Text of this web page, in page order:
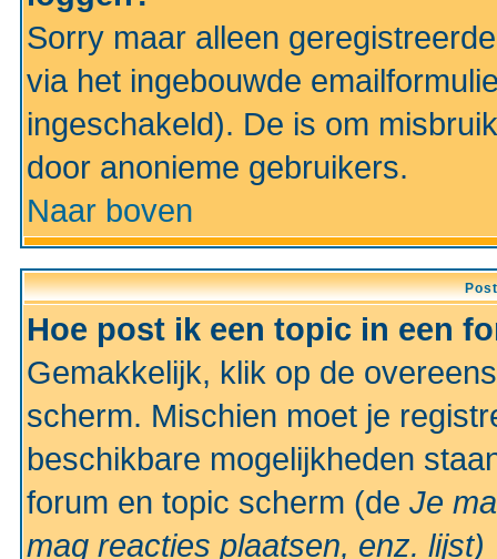
Sorry maar alleen
via het ingebouwde
ingeschakeld). De is om
door anonieme gebruikers.
Naar boven
Hoe post ik een topic in een
Gemakkelijk, klik op de
scherm. Mischien moet je
beschikbare mogelijkheden
forum en topic scherm (de Je
mag reacties plaatsen, enz. lijst)